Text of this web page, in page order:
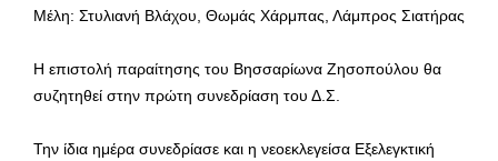
Μέλη: Στυλιανή Βλάχου, Θωμάς Χάρμπας, Λάμπρος Σιατήρας
Η επιστολή παραίτησης του Βησσαρίωνα Ζησοπούλου θα
συζητηθεί στην πρώτη συνεδρίαση του Δ.Σ.
Την ίδια ημέρα συνεδρίασε και η νεοεκλεγείσα Εξελεγκτική